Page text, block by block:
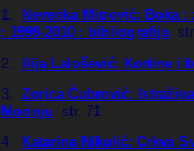
1.
Nevenka Mitrović: Boka
: 1999-2010 : bibliografija
2.
Ilija Lalošević: Kortine i
3.
Zorica Čubrović:
Morinju str. 71
4.
Katarina Nikolić: Crkva